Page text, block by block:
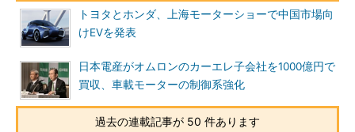
トヨタとホンダ、上海モーターショーで中国市場向
けEVを発表
日本電産がオムロンのカーエレ子会社を1000億円で
買収、車載モーターの制御系強化
過去の連載記事が 50 件あります